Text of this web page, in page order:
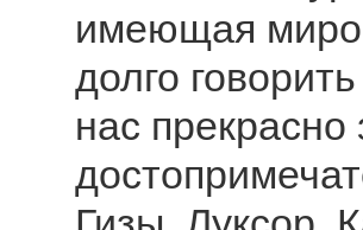
имеющая
долго
нас прекрасно